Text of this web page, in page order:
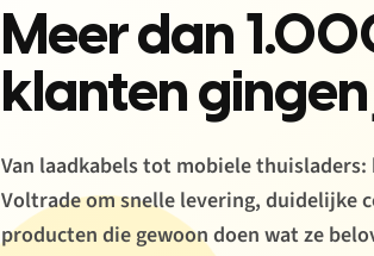
Meer dan
klanten
Van laadkabels tot mobiele
Voltrade om snelle levering, duidelijke
producten die gewoon doen wat ze